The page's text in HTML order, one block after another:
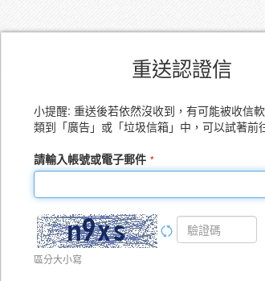
重送認證信
小提醒: 重送後若依然沒收到，有可能被收信
類到「廣告」或「垃圾信箱」中，可以試著前
請輸入帳號或電子郵件
區分大小寫